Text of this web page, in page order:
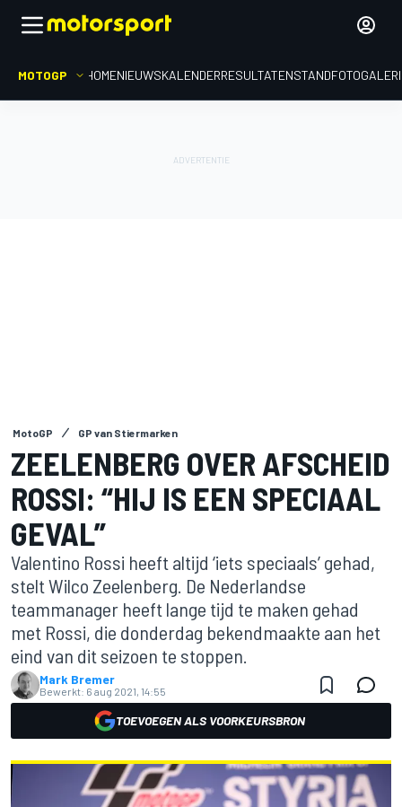
MOTOGP HOMENIEUWSKALENDERRESULTATENSTAND
MotoGP GP van Stiermarken
ZEELENBERG OVER AFSCHEID
ROSSI: “HIJ IS EEN SPECIAAL
GEVAL”
Valentino Rossi heeft altijd ‘iets speciaals’ gehad,
stelt Wilco Zeelenberg. De Nederlandse
teammanager heeft lange tijd te maken gehad
met Rossi, die donderdag bekendmaakte aan het
eind van dit seizoen te stoppen.
Mark Bremer
Bewerkt: 6 aug 2021, 14:55
TOEVOEGEN ALS VOORKEURSBRON